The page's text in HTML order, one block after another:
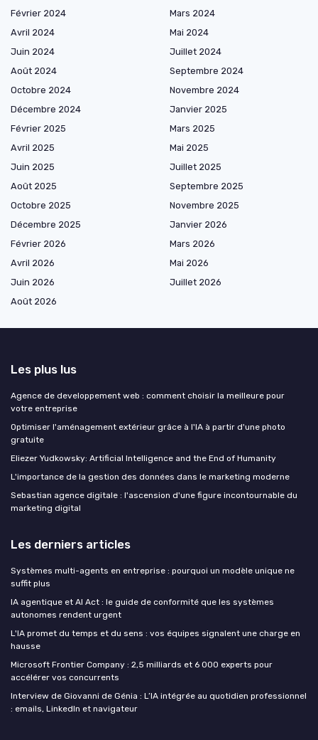
Février 2024
Mars 2024
Avril 2024
Mai 2024
Juin 2024
Juillet 2024
Août 2024
Septembre 2024
Octobre 2024
Novembre 2024
Décembre 2024
Janvier 2025
Février 2025
Mars 2025
Avril 2025
Mai 2025
Juin 2025
Juillet 2025
Août 2025
Septembre 2025
Octobre 2025
Novembre 2025
Décembre 2025
Janvier 2026
Février 2026
Mars 2026
Avril 2026
Mai 2026
Juin 2026
Juillet 2026
Août 2026
Les plus lus
Agence de developpement web : comment choisir la meilleure pour
votre entreprise
Optimiser l'aménagement extérieur grâce à l'IA à partir d'une photo
gratuite
Eliezer Yudkowsky: Artificial Intelligence and the End of Humanity
L'importance de la gestion des données dans le marketing moderne
Sebastian agence digitale : l'ascension d'une figure incontournable du
marketing digital
Les derniers articles
Systèmes multi-agents en entreprise : pourquoi un modèle unique ne
suffit plus
IA agentique et AI Act : le guide de conformité que les systèmes
autonomes rendent urgent
L'IA promet du temps et du sens : vos équipes signalent une charge en
hausse
Microsoft Frontier Company : 2,5 milliards et 6 000 experts pour
accélérer vos concurrents
Interview de Giovanni de Génia : L’IA intégrée au quotidien professionnel
: emails, LinkedIn et navigateur